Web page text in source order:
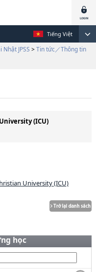
Tiếng Việt
JPSS > Tin tức／Thông tin
(ICU)
University (ICU)
học